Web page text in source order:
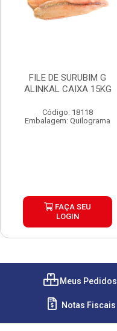
FILE DE SURUBIM G
ALINKAL CAIXA 15KG
Código: 18118
Embalagem: Quilograma
FAÇA SEU
LOGIN
Meus Pedidos
Notas Fiscais